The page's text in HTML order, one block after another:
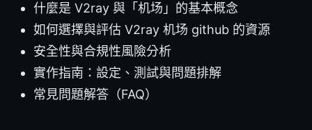
什麼是 V2ray 與「机场」的基本概念
如何選擇與評估 V2ray 机场 github 的資源
安全性與合規性風險分析
實作指南：設定、測試與問題排解
常見問題解答（FAQ）